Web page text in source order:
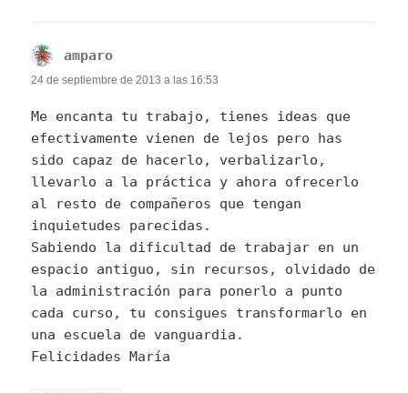
amparo
24 de septiembre de 2013 a las 16:53
Me encanta tu trabajo, tienes ideas que
efectivamente vienen de lejos pero has
sido capaz de hacerlo, verbalizarlo,
llevarlo a la práctica y ahora ofrecerlo
al resto de compañeros que tengan
inquietudes parecidas.
Sabiendo la dificultad de trabajar en un
espacio antiguo, sin recursos, olvidado de
la administración para ponerlo a punto
cada curso, tu consigues transformarlo en
una escuela de vanguardia.
Felicidades María